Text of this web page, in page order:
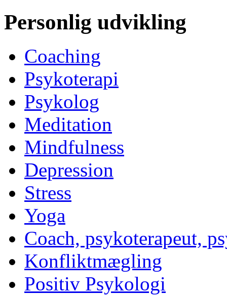
Personlig udvikling
Coaching
Psykoterapi
Psykolog
Meditation
Mindfulness
Depression
Stress
Yoga
Coach, psykoterapeut,
Konfliktmægling
Positiv Psykologi